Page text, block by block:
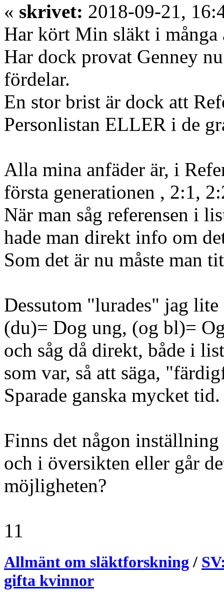
« skrivet: 2018-09-21,
Har kört Min släkt i
Har dock provat Genney
fördelar.
En stor brist är dock att
Personlistan ELLER i de
Alla mina anfäder är, i
första generationen , 2:1,
När man såg referensen i
hade man direkt info om
Som det är nu måste man
Dessutom "lurades" jag
(du)= Dog ung, (og bl)=
och såg då direkt, både i
som var, så att säga,
Sparade ganska mycket tid.
Finns det någon
och i översikten eller går
möjligheten?
11
Allmänt om släktforskning /
gifta kvinnor